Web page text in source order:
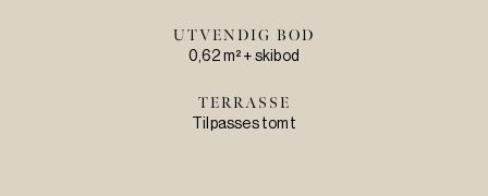
UTVENDIG BOD
0,62 m² + skibod
TERRASSE
Tilpasses tomt